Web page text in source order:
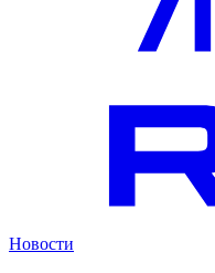
Новости